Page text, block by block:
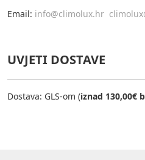
Email: info@climolux.hr
UVJETI DOSTAVE
Dostava: GLS-om (iznad 130,00€